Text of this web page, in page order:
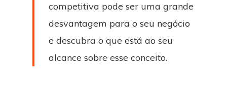
competitiva pode ser uma grande
desvantagem para o seu negócio
e descubra o que está ao seu
alcance sobre esse conceito.